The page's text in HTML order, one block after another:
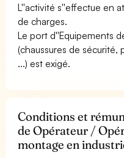
L''activité s''effectue en
de charges.
Le port d''Equipements
(chaussures de
...) est exigé.
Conditions et
de Opérateur /
montage en